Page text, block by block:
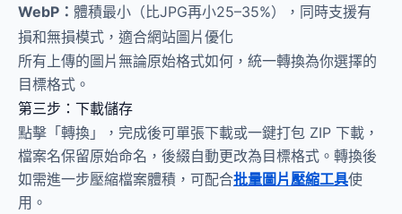
WebP： 體積最小（比JPG再小25–35%），同時支援有
損和無損模式，適合網站圖片優化
所有上傳的圖片無論原始格式如何，統一轉換為你選擇的
目標格式。
第三步：下載儲存
點擊「轉換」，完成後可單張下載或一鍵打包 ZIP 下載，
檔案名保留原始命名，後綴自動更改為目標格式。轉換後
如需進一步壓縮檔案體積，可配合批量圖片壓縮工具使
用。